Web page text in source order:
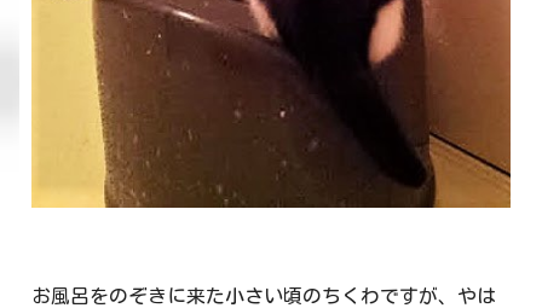
お風呂をのぞきに来た小さい頃のちくわですが、やは